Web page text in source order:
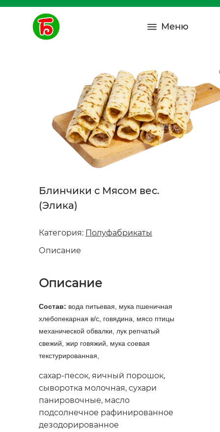
Меню
Блинчики с Мясом вес.
(Элика)
Категория: Полуфабрикаты
Описание
Описание
Состав: вода питьевая, мука пшеничная
хлебопекарная в/с, говядина, мясо птицы
механической обвалки, лук репчатый
свежий, жир говяжий, мука соевая
текстурированная,
сахар-песок, яичный порошок,
сыворотка молочная, сухари
панировочные, масло
подсолнечное рафинированное
дезодорированное